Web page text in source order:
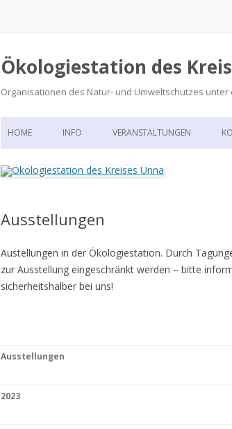
Ökologiestation des
Organisationen des Natur- und Umweltschutzes unter
HOME INFO VERANSTALTUNGEN
Ausstellungen
Austellungen in der Ökologiestation. Durch
zur Ausstellung eingeschränkt werden – bitte
sicherheitshalber bei uns!
Ausstellungen
2023